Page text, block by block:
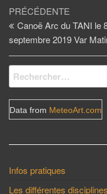
Navigation
de
l’article
Article
précédent
PRÉCÉDENTE
Canoë Arc du TANI le
septembre 2019 Var
Rechercher :
Data from MeteoArt.com
Infos pratiques
Les différentes